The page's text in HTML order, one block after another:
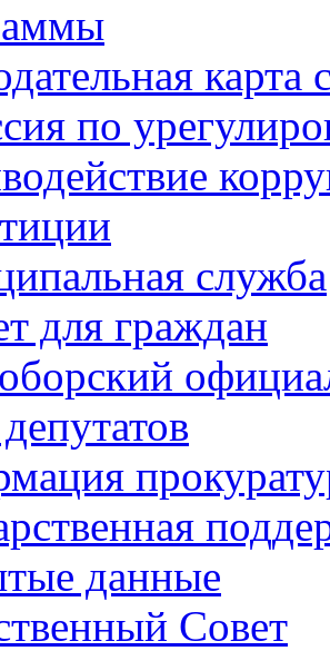
карта
по
служба
для граждан
данные
Совет